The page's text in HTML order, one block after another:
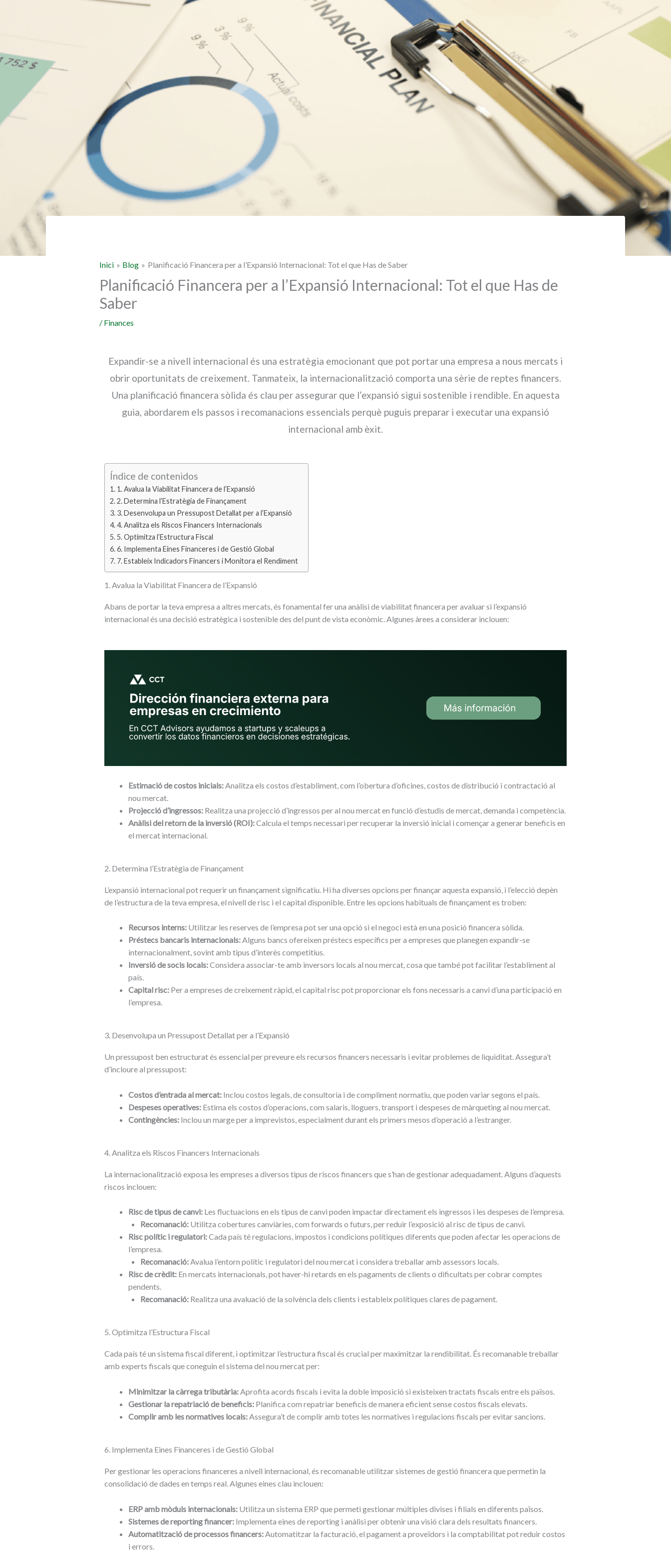
Inici Blog Planificació Financera per a l’Expansió Internacional: Tot el que Has de Saber
Planificació Financera per a l’Expansió Internacional: Tot el que Has de
Saber
/ Finances
Expandir-se a nivell internacional és una estratègia emocionant que pot portar una empresa a nous mercats i
obrir oportunitats de creixement. Tanmateix, la internacionalització comporta una sèrie de reptes financers.
Una planificació financera sòlida és clau per assegurar que l’expansió sigui sostenible i rendible. En aquesta
guia, abordarem els passos i recomanacions essencials perquè puguis preparar i executar una expansió
internacional amb èxit.
Índice de contenidos
1. Avalua la Viabilitat Financera de l’Expansió
2. Determina l’Estratègia de Finançament
3. Desenvolupa un Pressupost Detallat per a l’Expansió
4. Analitza els Riscos Financers Internacionals
5. Optimitza l’Estructura Fiscal
6. Implementa Eines Financeres i de Gestió Global
7. Estableix Indicadors Financers i Monitora el Rendiment
1. Avalua la Viabilitat Financera de l’Expansió
Abans de portar la teva empresa a altres mercats, és fonamental fer una anàlisi de viabilitat financera per avaluar si l’expansió
internacional és una decisió estratègica i sostenible des del punt de vista econòmic. Algunes àrees a considerar inclouen:
Estimació de costos inicials:Analitza els costos d’establiment, com l’obertura d’oficines, costos de distribució i contractació al
nou mercat.
Projecció d’ingressos:Realitza una projecció d’ingressos per al nou mercat en funció d’estudis de mercat, demanda i competència.
Anàlisi del retorn de la inversió (ROI):Calcula el temps necessari per recuperar la inversió inicial i començar a generar beneficis en
el mercat internacional.
2. Determina l’Estratègia de Finançament
L’expansió internacional pot requerir un finançament significatiu. Hi ha diverses opcions per finançar aquesta expansió, i l’elecció depèn
de l’estructura de la teva empresa, el nivell de risc i el capital disponible. Entre les opcions habituals de finançament es troben:
Recursos interns:Utilitzar les reserves de l’empresa pot ser una opció si el negoci està en una posició financera sòlida.
Préstecs bancaris internacionals:Alguns bancs ofereixen préstecs específics per a empreses que planegen expandir-se
internacionalment, sovint amb tipus d’interès competitius.
Inversió de socis locals:Considera associar-te amb inversors locals al nou mercat, cosa que també pot facilitar l’establiment al
país.
Capital risc:Per a empreses de creixement ràpid, el capital risc pot proporcionar els fons necessaris a canvi d’una participació en
l’empresa.
3. Desenvolupa un Pressupost Detallat per a l’Expansió
Un pressupost ben estructurat és essencial per preveure els recursos financers necessaris i evitar problemes de liquiditat. Assegura’t
d’incloure al pressupost:
Costos d’entrada al mercat:Inclou costos legals, de consultoria i de compliment normatiu, que poden variar segons el país.
Despeses operatives:Estima els costos d’operacions, com salaris, lloguers, transport i despeses de màrqueting al nou mercat.
Contingències:Inclou un marge per a imprevistos, especialment durant els primers mesos d’operació a l’estranger.
4. Analitza els Riscos Financers Internacionals
La internacionalització exposa les empreses a diversos tipus de riscos financers que s’han de gestionar adequadament. Alguns d’aquests
riscos inclouen:
Risc de tipus de canvi:Les fluctuacions en els tipus de canvi poden impactar directament els ingressos i les despeses de l’empresa.
Recomanació:Utilitza cobertures canviàries, com forwards o futurs, per reduir l’exposició al risc de tipus de canvi.
Risc polític i regulatori:Cada país té regulacions, impostos i condicions polítiques diferents que poden afectar les operacions de
l’empresa.
Recomanació:Avalua l’entorn polític i regulatori del nou mercat i considera treballar amb assessors locals.
Risc de crèdit:En mercats internacionals, pot haver-hi retards en els pagaments de clients o dificultats per cobrar comptes
pendents.
Recomanació:Realitza una avaluació de la solvència dels clients i estableix polítiques clares de pagament.
5. Optimitza l’Estructura Fiscal
Cada país té un sistema fiscal diferent, i optimitzar l’estructura fiscal és crucial per maximitzar la rendibilitat. És recomanable treballar
amb experts fiscals que coneguin el sistema del nou mercat per:
Minimitzar la càrrega tributària:Aprofita acords fiscals i evita la doble imposició si existeixen tractats fiscals entre els països.
Gestionar la repatriació de beneficis:Planifica com repatriar beneficis de manera eficient sense costos fiscals elevats.
Complir amb les normatives locals:Assegura’t de complir amb totes les normatives i regulacions fiscals per evitar sancions.
6. Implementa Eines Financeres i de Gestió Global
Per gestionar les operacions financeres a nivell internacional, és recomanable utilitzar sistemes de gestió financera que permetin la
consolidació de dades en temps real. Algunes eines clau inclouen:
ERP amb mòduls internacionals:Utilitza un sistema ERP que permeti gestionar múltiples divises i filials en diferents països.
Sistemes de reporting financer:Implementa eines de reporting i anàlisi per obtenir una visió clara dels resultats financers.
Automatització de processos financers:Automatitzar la facturació, el pagament a proveïdors i la comptabilitat pot reduir costos
i errors.